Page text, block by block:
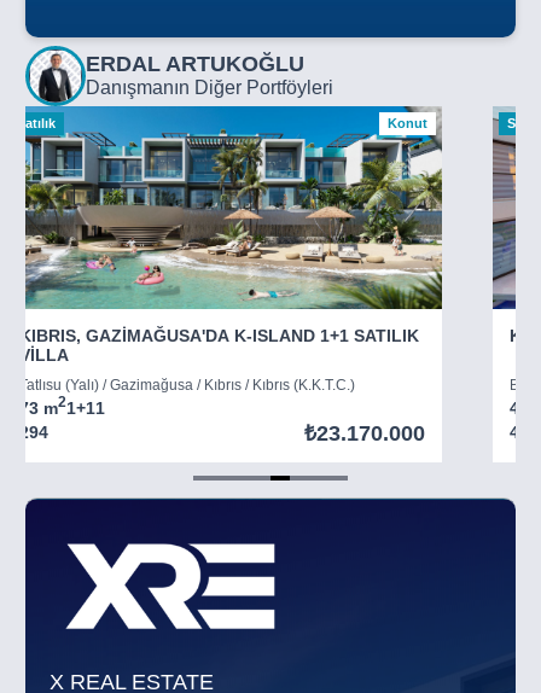
ERDAL ARTUKOĞLU
Danışmanın Diğer Portföyleri
Satılık Konut
KIBRIS, GAZİMAĞUSA'DA K-ISLAND 1+1 SATILIK
VİLLA
Tatlısu (Yalı) / Gazimağusa / Kıbrıs / Kıbrıs (K.K.T.C.)
73 m21+11
294
₺23.170.000
45
403
of
X REAL ESTATE